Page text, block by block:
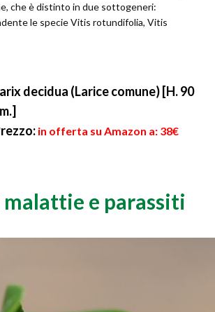
che è distinto in due sottogeneri:
le specie Vitis rotundifolia, Vitis
decidua (Larice comune) [H. 90
in offerta su Amazon a: 38€
e parassiti